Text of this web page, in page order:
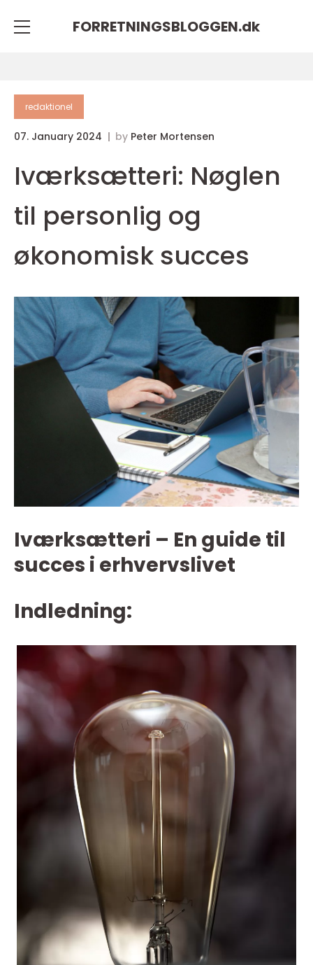
FORRETNINGSBLOGGEN.dk
redaktionel
07. January 2024 by Peter Mortensen
Iværksætteri: Nøglen
til personlig og
økonomisk succes
Iværksætteri – En guide til
succes i erhvervslivet
Indledning: